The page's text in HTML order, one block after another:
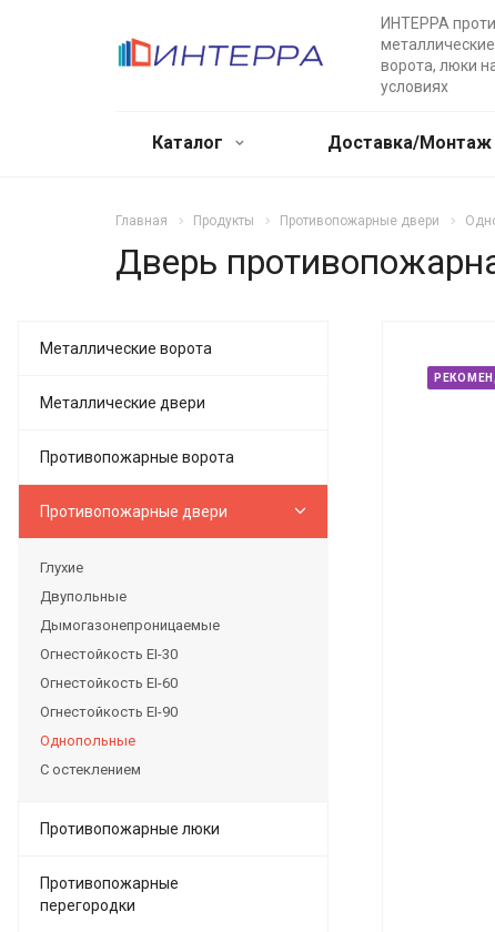
ИНТЕРРА
ворота, люки
условиях
Каталог Доставка/Монтаж
Главная Продукты Противопожарные двери
Дверь
Металлические ворота
Металлические двери
Противопожарные ворота
Противопожарные двери
Глухие
Двупольные
Дымогазонепроницаемые
Огнестойкость EI-30
Огнестойкость EI-60
Огнестойкость EI-90
Однопольные
С остеклением
Противопожарные люки
Противопожарные
перегородки